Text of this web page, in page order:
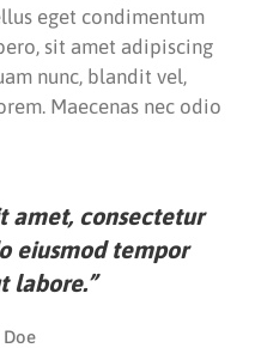
eget condimentum
sit amet adipiscing
nunc, blandit vel,
Maecenas nec odio
amet, consectetur
eiusmod tempor
labore.”
Doe